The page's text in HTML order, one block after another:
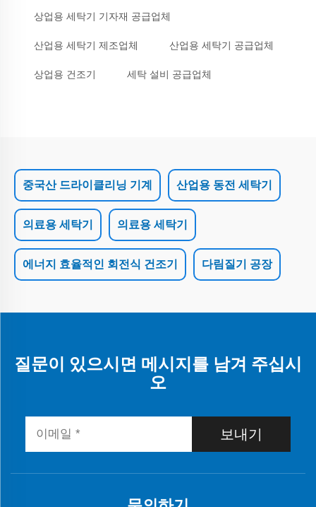
상업용 세탁기 기자재 공급업체
산업용 세탁기 제조업체 산업용 세탁기 공급업체
상업용 건조기 세탁 설비 공급업체
중국산 드라이클리닝 기계 산업용 동전 세탁기
의료용 세탁기 의료용 세탁기
에너지 효율적인 회전식 건조기 다림질기 공장
질문이 있으시면 메시지를 남겨 주십시
오
보내기